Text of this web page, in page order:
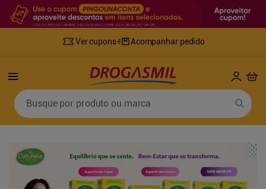
Ver cupons Acompanhar pedido
Busque por produto ou marca
Termos mais buscados
3º
retinol
mounjaro
8
º
tylenol
fralda xg